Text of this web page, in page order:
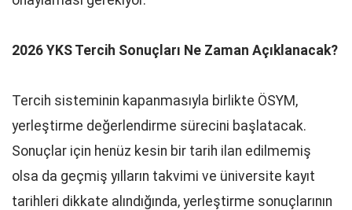
2026 YKS Tercih Sonuçları Ne Zaman Açıklanacak?
Tercih sisteminin kapanmasıyla birlikte ÖSYM,
yerleştirme değerlendirme sürecini başlatacak.
Sonuçlar için henüz kesin bir tarih ilan edilmemiş
olsa da geçmiş yılların takvimi ve üniversite kayıt
tarihleri dikkate alındığında, yerleştirme sonuçlarının